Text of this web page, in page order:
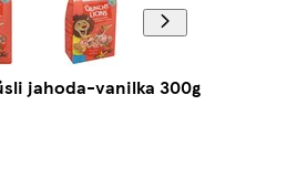
jahoda-vanilka 300g